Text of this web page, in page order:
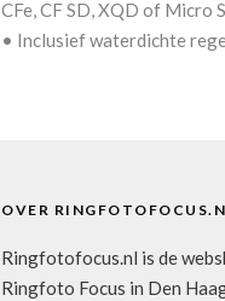
CFe, CF SD, XQD of Micro
• Inclusief waterdichte
OVER
Ringfotofocus.nl is de
Ringfoto Focus in Den